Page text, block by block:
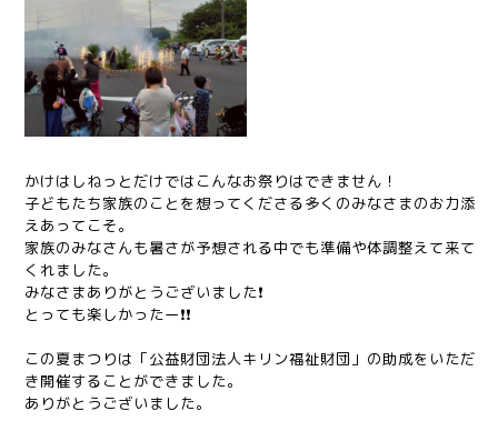
かけはしねっとだけではこんなお祭りはできません！
子どもたち家族のことを想ってくださる多くのみなさまのお力添
えあってこそ。
家族のみなさんも暑さが予想される中でも準備や体調整えて来て
くれました。
みなさまありがとうございました❗
とっても楽しかったー❗❗
この夏まつりは「公益財団法人キリン福祉財団」の助成をいただ
き開催することができました。
ありがとうございました。